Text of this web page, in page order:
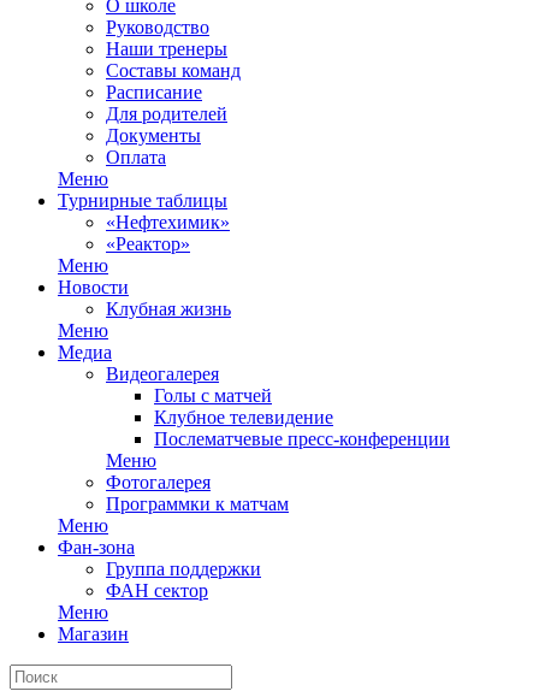
О школе
Руководство
Наши тренеры
Составы команд
Расписание
Для родителей
Документы
Оплата
Меню
Турнирные таблицы
«Нефтехимик»
«Реактор»
Меню
Новости
Клубная жизнь
Меню
Медиа
Видеогалерея
Голы с матчей
Клубное телевидение
Послематчевые пресс-конференции
Меню
Фотогалерея
Программки к матчам
Меню
Фан-зона
Группа поддержки
ФАН сектор
Меню
Магазин